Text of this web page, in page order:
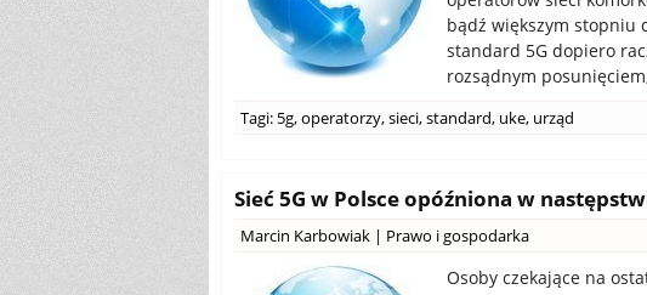
bądź większym stopniu
standard 5G dopiero
rozsądnym
Tagi: 5g,operatorzy,sieci,standard, uke, urząd
Sieć 5G w Polsce opóźniona w
Marcin Karbowiak | Prawo i gospodarka
Osoby czekające na